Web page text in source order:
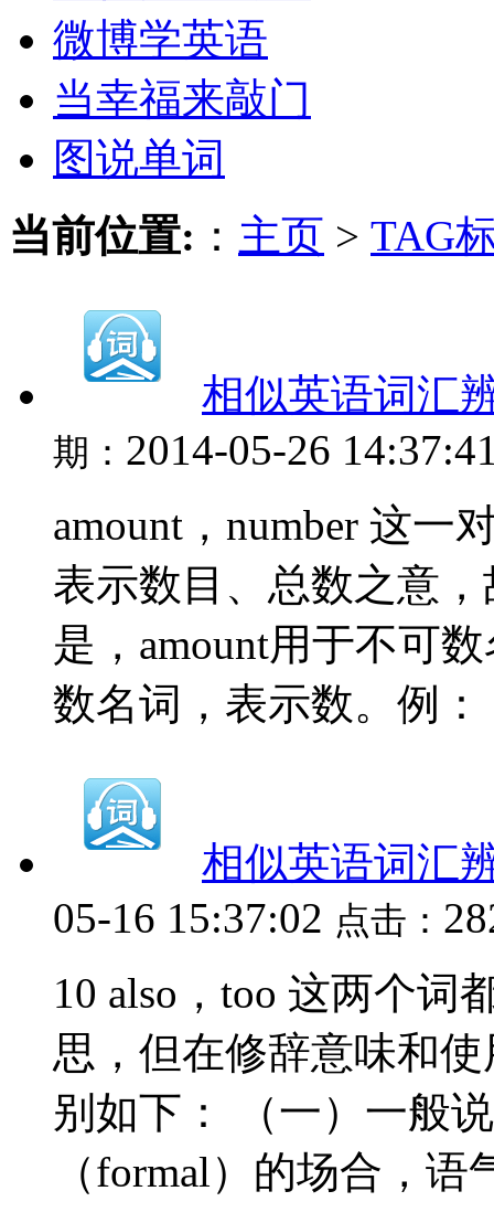
微博学英语
当幸福来敲门
图说单词
当前位置: ： 主页 > TAG
相似英语词汇
期： 2014-05-26
amount，number 这一
表示数目、总数之意
是，amount用于不可
数名词，表示数。例：
相似英语词汇
05-16 15:37:02 点击：
10 also，too 这两个词
思，但在修辞意味和
别如下： （一）一般
（formal）的场合，语